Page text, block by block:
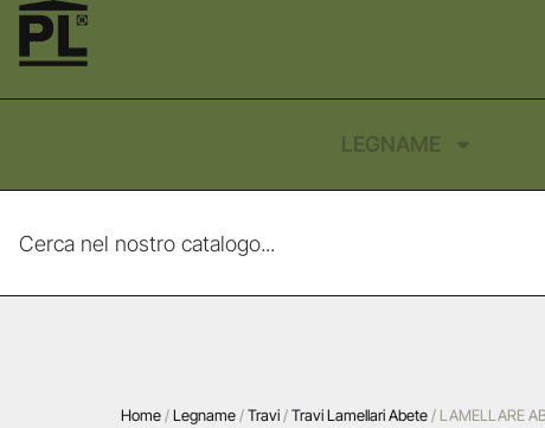
LEGNAME
Home /Legname /Travi /Travi Lamellari Abete / LAMELLARE